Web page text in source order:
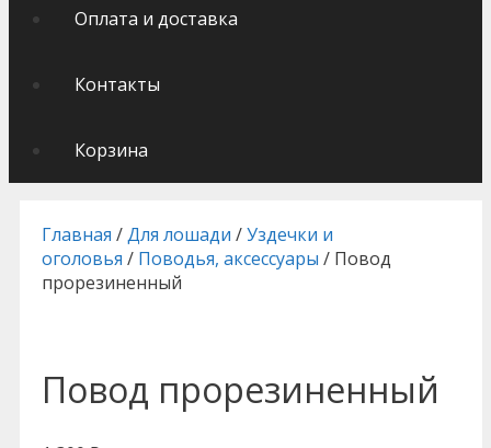
Оплата и доставка
Контакты
Корзина
Главная /Для лошади /Уздечки и
оголовья / Поводья, аксессуары / Повод
прорезиненный
Повод прорезиненный